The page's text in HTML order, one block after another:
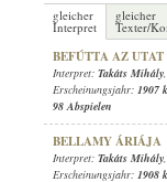
gleicher
Interpret
gleicher
Texter/
BEFÚTTA AZ
Interpret: Takáts Mihály,
Erscheinungsjahr: 1907
98 Abspielen
BELLAMY ÁRIÁJA
Interpret: Takáts Mihály,
Erscheinungsjahr: 1908